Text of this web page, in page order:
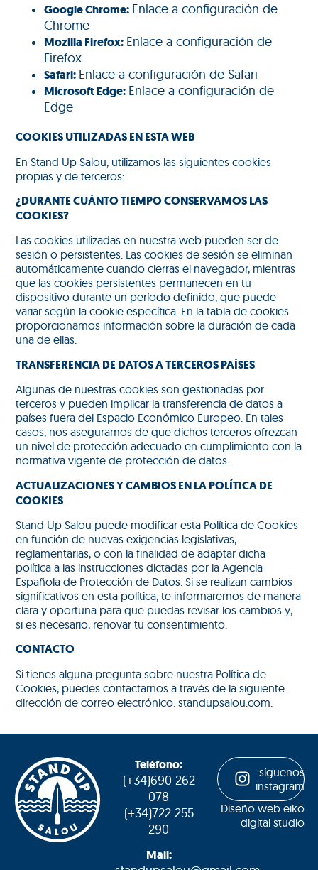
Google Chrome: Enlace a configuración de
Chrome
Mozilla Firefox: Enlace a configuración de
Firefox
Safari: Enlace a configuración de Safari
Microsoft Edge: Enlace a configuración de
Edge
COOKIES UTILIZADAS EN ESTA WEB
En Stand Up Salou, utilizamos las siguientes cookies
propias y de terceros:
¿DURANTE CUÁNTO TIEMPO CONSERVAMOS LAS
COOKIES?
Las cookies utilizadas en nuestra web pueden ser de
sesión o persistentes. Las cookies de sesión se eliminan
automáticamente cuando cierras el navegador, mientras
que las cookies persistentes permanecen en tu
dispositivo durante un período definido, que puede
variar según la cookie específica. En la tabla de cookies
proporcionamos información sobre la duración de cada
una de ellas.
TRANSFERENCIA DE DATOS A TERCEROS PAÍSES
Algunas de nuestras cookies son gestionadas por
terceros y pueden implicar la transferencia de datos a
países fuera del Espacio Económico Europeo. En tales
casos, nos aseguramos de que dichos terceros ofrezcan
un nivel de protección adecuado en cumplimiento con la
normativa vigente de protección de datos.
ACTUALIZACIONES Y CAMBIOS EN LA POLÍTICA DE
COOKIES
Stand Up Salou puede modificar esta Política de Cookies
en función de nuevas exigencias legislativas,
reglamentarias, o con la finalidad de adaptar dicha
política a las instrucciones dictadas por la Agencia
Española de Protección de Datos. Si se realizan cambios
significativos en esta política, te informaremos de manera
clara y oportuna para que puedas revisar los cambios y,
si es necesario, renovar tu consentimiento.
CONTACTO
Si tienes alguna pregunta sobre nuestra Política de
Cookies, puedes contactarnos a través de la siguiente
dirección de correo electrónico: standupsalou.com.
Teléfono:
(+34)690 262
078
(+34)722 255
290
Mail:
síguenos
instagram
Diseño web eikō
digital studio